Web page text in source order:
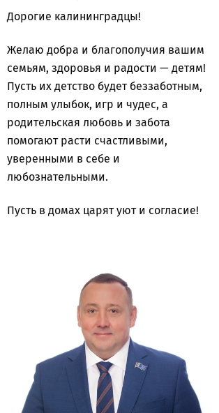
Дорогие калининградцы!
Желаю добра и благополучия вашим
семьям, здоровья и радости — детям!
Пусть их детство будет беззаботным,
полным улыбок, игр и чудес, а
родительская любовь и забота
помогают расти счастливыми,
уверенными в себе и
любознательными.
Пусть в домах царят уют и согласие!